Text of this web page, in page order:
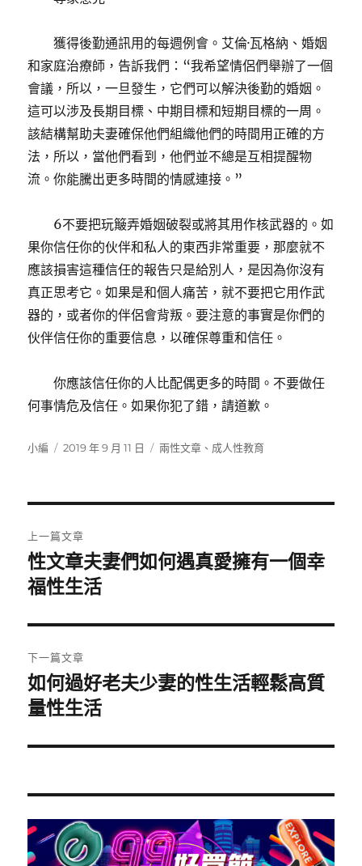
獲得後勤通訊用的每週例會。艾倫·瓦格納、婚姻
和家庭治療師，告訴我們：“我希望情侶們舉辦了一個
會議，所以，一旦發生，它們可以解決後勤的婚姻。
這可以涉及長期目標、中期目標和短期目標的一周。
該結構幫助夫妻確保他們組織他們的時間用正確的方
法，所以，當他們看到，他們並不總是互相提醒物
流。你能騰出更多時間的情感連接。”
6不要把玩簸弄婚姻破裂或將其用作核武器的。如
果你信任你的伙伴和私人的東西非常重要，那麼就不
應該損害這種信任的報告只是給別人，是因為你沒有
真正思考它。如果是和個人痛苦，就不要把它用作武
器的，或者你的伴侶會背叛。要注意的事實是你們的
伙伴信任你的重要信息，以確保尊重和信任。
你應該信任你的人比配偶更多的時間。不要做任
何事情危及信任。如果你犯了錯，請道歉。
作
小編
發
2019 年 9 月 11 日
分
兩性文章 、 成人性教育
章
導
覽
上一篇文章
上
一
文
章:
性文章夫妻們如何遇真愛擁有一個幸
福性生活
下一篇文章
下
一
文
如何過好老夫少妻的性生活輕鬆高質
量性生活